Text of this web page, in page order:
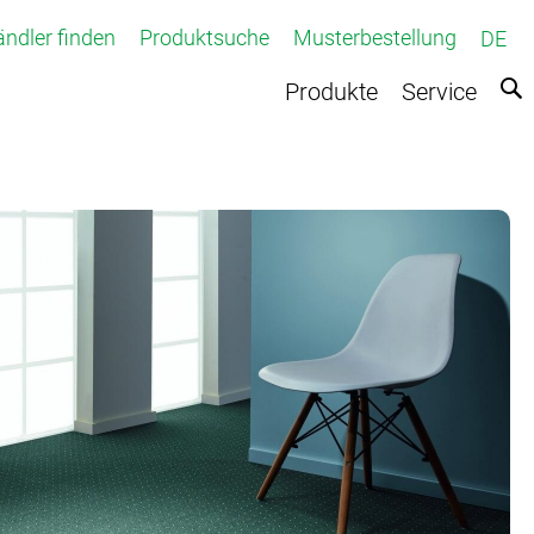
DE
finden Produktsuche Musterbestellung
Produkte
Teppichboden
Teppich
Service